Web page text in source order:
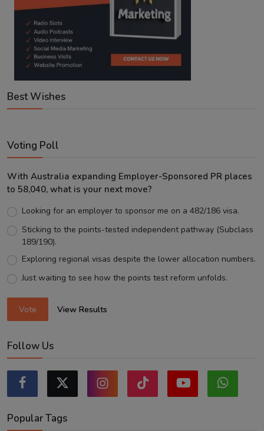
Best Wishes
Voting Poll
With Australia expanding Employer-Sponsored PR places
to 58,040, what is your next move?
Looking for an employer to sponsor me on a 482/186 visa.
Sticking to the points-tested independent pathway (Subclass
189/190).
Exploring regional visas despite the lower allocation numbers.
Just waiting to see how the points test reform unfolds.
Vote View Results
Follow Us
Popular Tags